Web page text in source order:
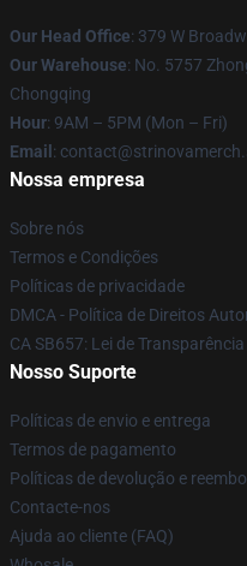
Our Head Office: 379 W
Our Warehouse: No. 5757
Chongqing
Hour: 9AM – 5PM (Mon – Fri)
Email :
Nossa empresa
Sobre nós
Termos e Condições
Políticas de privacidade
DMCA - Política de Direitos
CA SB657: Lei de
Nosso Suporte
Políticas de envio e entrega
Termos de pagamento
Políticas de devolução e
Contacte-nos
Ajuda ao cliente (FAQ)